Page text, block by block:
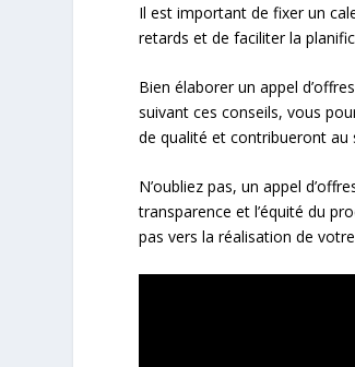
Il est important de fixer un
retards et de faciliter la
Bien élaborer un appel
suivant ces conseils, vous
de qualité et contribueront au
N’oubliez pas, un appel
transparence et l’équité du
pas vers la réalisation de